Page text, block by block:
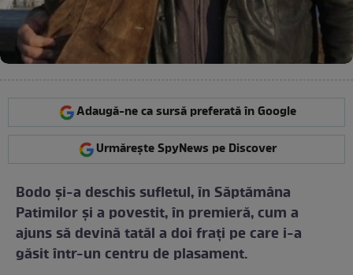
Adaugă-ne ca sursă preferată în Google
Urmărește SpyNews pe Discover
Bodo şi-a deschis sufletul, în Săptămâna
Patimilor şi a povestit, în premieră, cum a
ajuns să devină tatăl a doi fraţi pe care i-a
găsit într-un centru de plasament.